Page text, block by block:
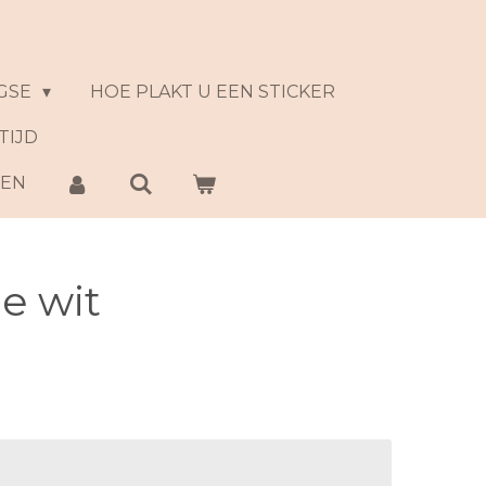
HOE PLAKT U EEN STICKER
wit